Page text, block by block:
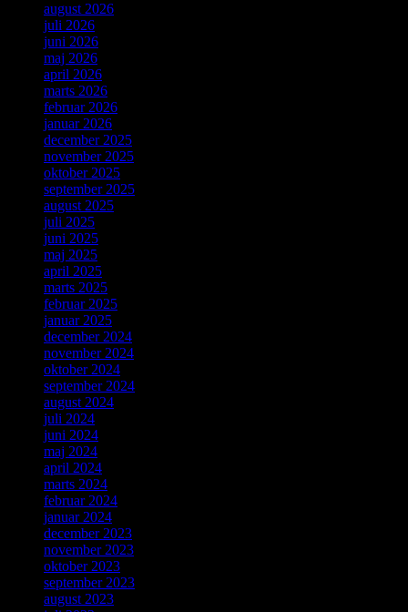
august 2026
juli 2026
juni 2026
maj 2026
april 2026
marts 2026
februar 2026
januar 2026
december 2025
november 2025
oktober 2025
september 2025
august 2025
juli 2025
juni 2025
maj 2025
april 2025
marts 2025
februar 2025
januar 2025
december 2024
november 2024
oktober 2024
september 2024
august 2024
juli 2024
juni 2024
maj 2024
april 2024
marts 2024
februar 2024
januar 2024
december 2023
november 2023
oktober 2023
september 2023
august 2023